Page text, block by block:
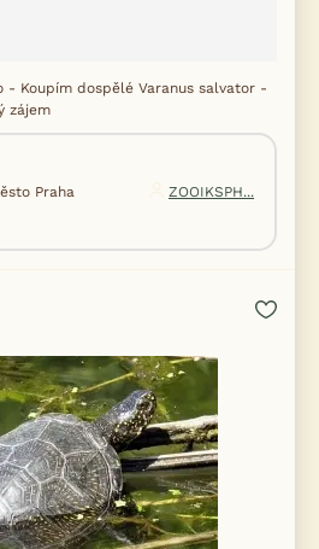
- Koupím dospělé Varanus salvator -
zájem
Praha
ZOOIKSPH...